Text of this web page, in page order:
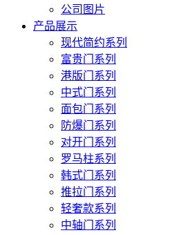
公司图片
产品展示
现代简约系列
富贵门系列
港版门系列
中式门系列
面包门系列
防爆门系列
对开门系列
罗马柱系列
韩式门系列
推拉门系列
轻奢款系列
中轴门系列